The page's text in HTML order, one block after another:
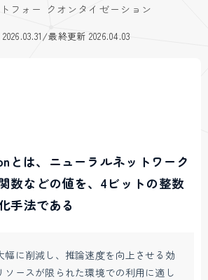
フォー クオンタイゼーション
/最終更新 2026.04.03
とは、ニューラルネットワーク
数などの値を、4ビットの整数
手法である
幅に削減し、推論速度を向上させる効
ソースが限られた環境での利用に適し